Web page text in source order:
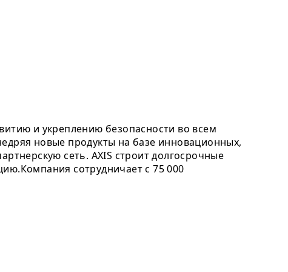
и укреплению безопасности во всем
новые продукты на базе инновационных,
сеть. AXIS строит долгосрочные
сотрудничает с 75 000